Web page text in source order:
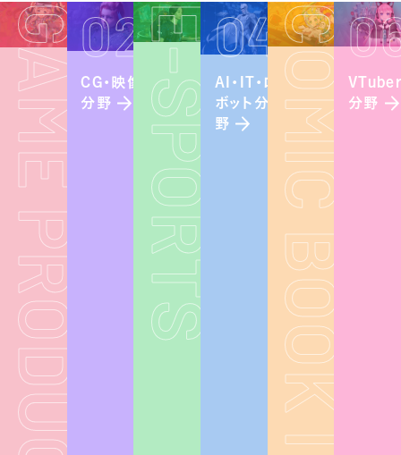
GAME PRODUCTION02
CG・映像
分野
E-SPORTS04
AI・IT・ロ
ボット分
野
VTuber
分野